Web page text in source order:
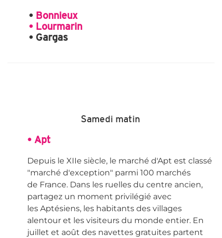
• Bonnieux
• Lourmarin
• Gargas
Samedi matin
• Apt
Depuis le XIIe siècle, le marché d'Apt est classé
"marché d'exception" parmi 100 marchés
de France. Dans les ruelles du centre ancien,
partagez un moment privilégié avec
les Aptésiens, les habitants des villages
alentour et les visiteurs du monde entier. En
juillet et août des navettes gratuites partent